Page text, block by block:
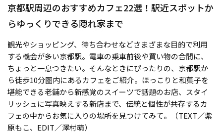
京都駅周辺のおすすめカフェ22選！駅近スポットか
らゆっくりできる隠れ家まで
観光やショッピング、待ち合わせなどさまざまな目的で利用
する機会が多い京都駅。電車の乗車前後や買い物の合間に、
ちょっと一息つきたい。そんなときにぴったりの、京都駅か
ら徒歩10分圏内にあるカフェをご紹介。ほっこりと和菓子を
堪能できる老舗から新感覚のスイーツで話題のお店、スタイ
リッシュに写真映えする新店まで、伝統と個性が共存するカ
フェの中からお気に入りの場所を見つけてみて。（TEXT／紫
原もこ、EDIT／澤村萌）